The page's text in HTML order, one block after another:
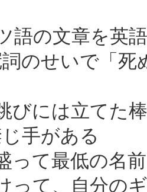
語の文章を英
のせいで「死
びには立てた
手がある
って最低の名
って、自分の